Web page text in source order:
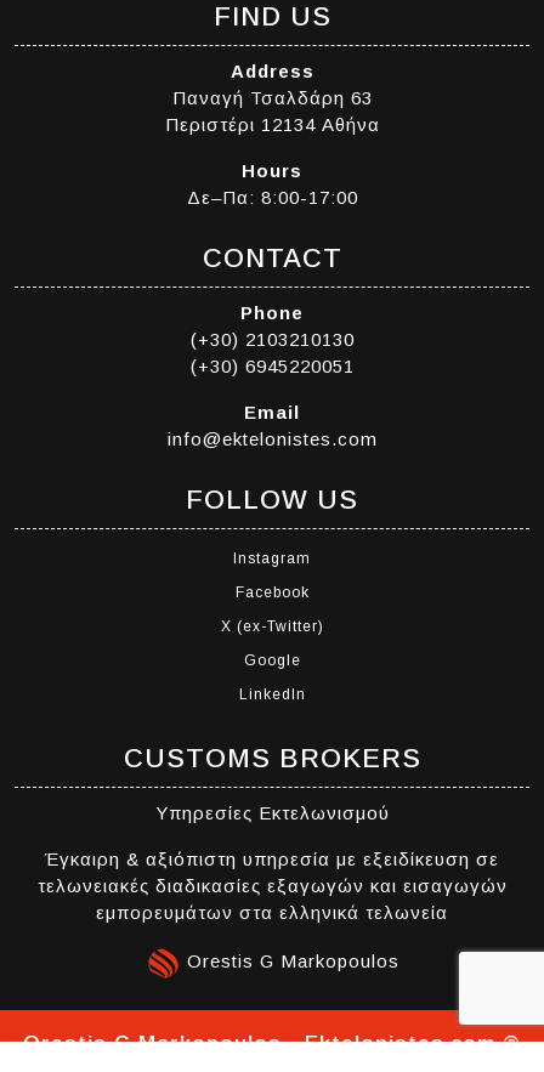
FIND US
Address
Παναγή Τσαλδάρη 63
Περιστέρι 12134 Αθήνα
Hours
Δε–Πα: 8:00-17:00
CONTACT
Phone
(+30) 2103210130
(+30) 6945220051
Email
info@ektelonistes.com
FOLLOW US
Instagram
Facebook
X (ex-Twitter)
Google
LinkedIn
CUSTOMS BROKERS
Υπηρεσίες Εκτελωνισμού
Έγκαιρη & αξιόπιστη υπηρεσία με εξειδίκευση σε
τελωνειακές διαδικασίες εξαγωγών και εισαγωγών
εμπορευμάτων στα ελληνικά τελωνεία
Orestis G Markopoulos
Orestis G Markopoulos - Ektelonistes.com ®